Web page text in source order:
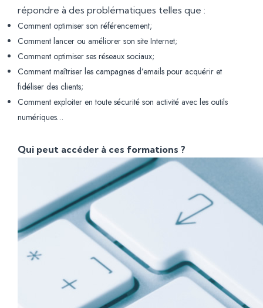
répondre à des problématiques telles que :
Comment optimiser son référencement;
Comment lancer ou améliorer son site Internet;
Comment optimiser ses réseaux sociaux;
Comment maîtriser les campagnes d’emails pour acquérir et
fidéliser des clients;
Comment exploiter en toute sécurité son activité avec les outils
numériques…
Qui peut accéder à ces formations ?